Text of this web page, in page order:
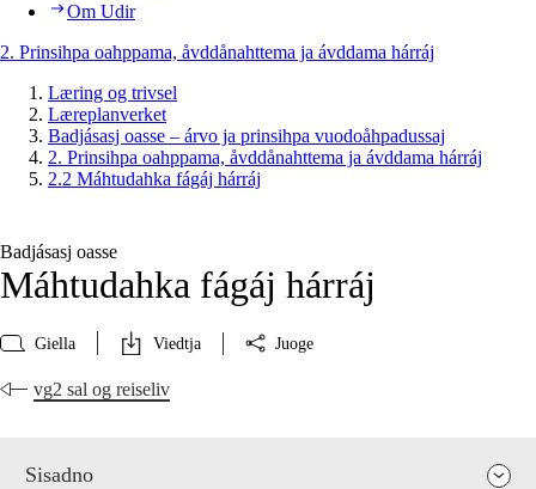
Om Udir
2. Prinsihpa oahppama, åvddånahttema ja ávddama hárráj
Læring og trivsel
Læreplanverket
Badjásasj oasse – árvo ja prinsihpa vuodoåhpadussaj
2. Prinsihpa oahppama, åvddånahttema ja ávddama hárráj
2.2 Máhtudahka fágáj hárráj
Badjásasj oasse
Máhtudahka fágáj hárráj
Giella Viedtja Juoge
vg2 sal og reiseliv
Sisadno